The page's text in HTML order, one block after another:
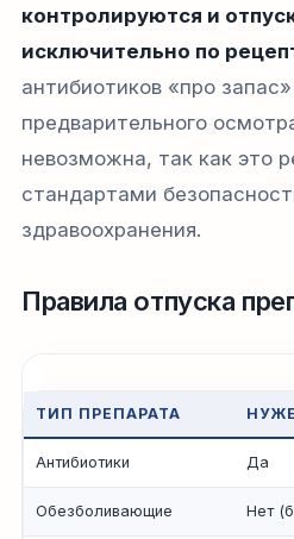
контролируются и
исключительно по
антибиотиков «про
предварительного
невозможна, так как это
стандартами
здравоохранения.
Правила отпуска
ТИП ПРЕПАРАТА
Антибиотики Да
Обезболивающие Нет